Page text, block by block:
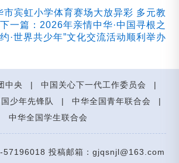
市宾虹小学体育赛场大放异彩 多元教
下一篇：2026年亲情中华·中国寻根之
·世界共少年”文化交流活动顺利举办
中央 | 中国关心下一代工作委员会
|
少年先锋队 | 中华全国青年联合会
|
中华全国学生联合会
57196018 投稿邮箱：gjqsnjl@163.com